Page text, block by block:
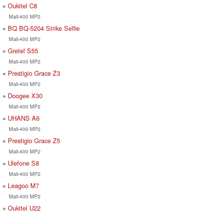
Oukitel C8
Mali-400 MP2
BQ BQ-5204 Strike Selfie
Mali-400 MP2
Gretel S55
Mali-400 MP2
Prestigio Grace Z3
Mali-400 MP2
Doogee X30
Mali-400 MP2
UHANS A6
Mali-400 MP2
Prestigio Grace Z5
Mali-400 MP2
Ulefone S8
Mali-400 MP2
Leagoo M7
Mali-400 MP2
Oukitel U22